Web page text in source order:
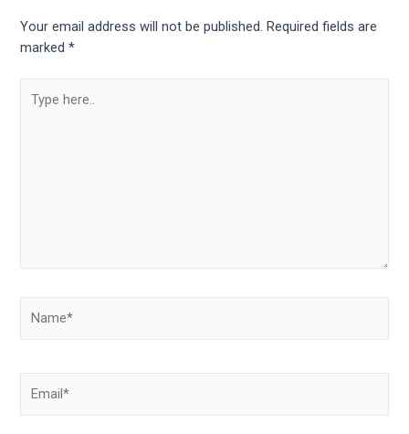
Your email address will not be published. Required fields are
marked*
here..